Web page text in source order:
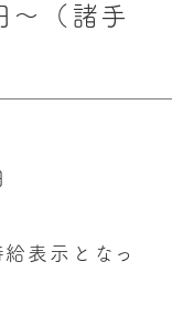
～（諸手
表示となっ